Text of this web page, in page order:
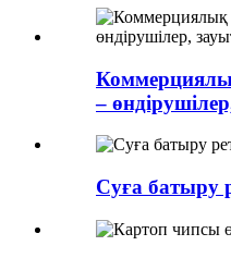
–
Суға батыру